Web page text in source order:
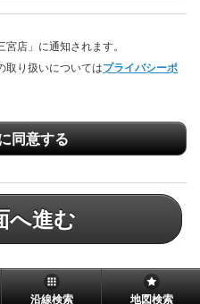
店」に通知されます。
取り扱いについてはプライバシーポ
同意する
へ進む
沿線検索 地図検索